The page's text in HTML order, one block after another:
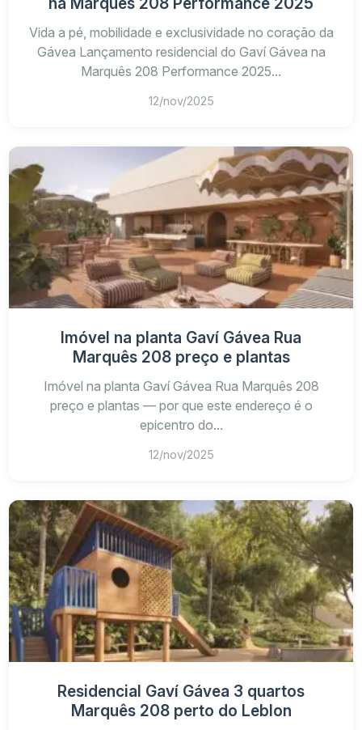
Vida a pé, mobilidade e exclusividade no coração da
Gávea Lançamento residencial do Gaví Gávea na
Marquês 208 Performance 2025...
12/nov/2025
Imóvel na planta Gaví Gávea Rua
Marquês 208 preço e plantas
Imóvel na planta Gaví Gávea Rua Marquês 208
preço e plantas — por que este endereço é o
epicentro do...
12/nov/2025
Residencial Gaví Gávea 3 quartos
Marquês 208 perto do Leblon